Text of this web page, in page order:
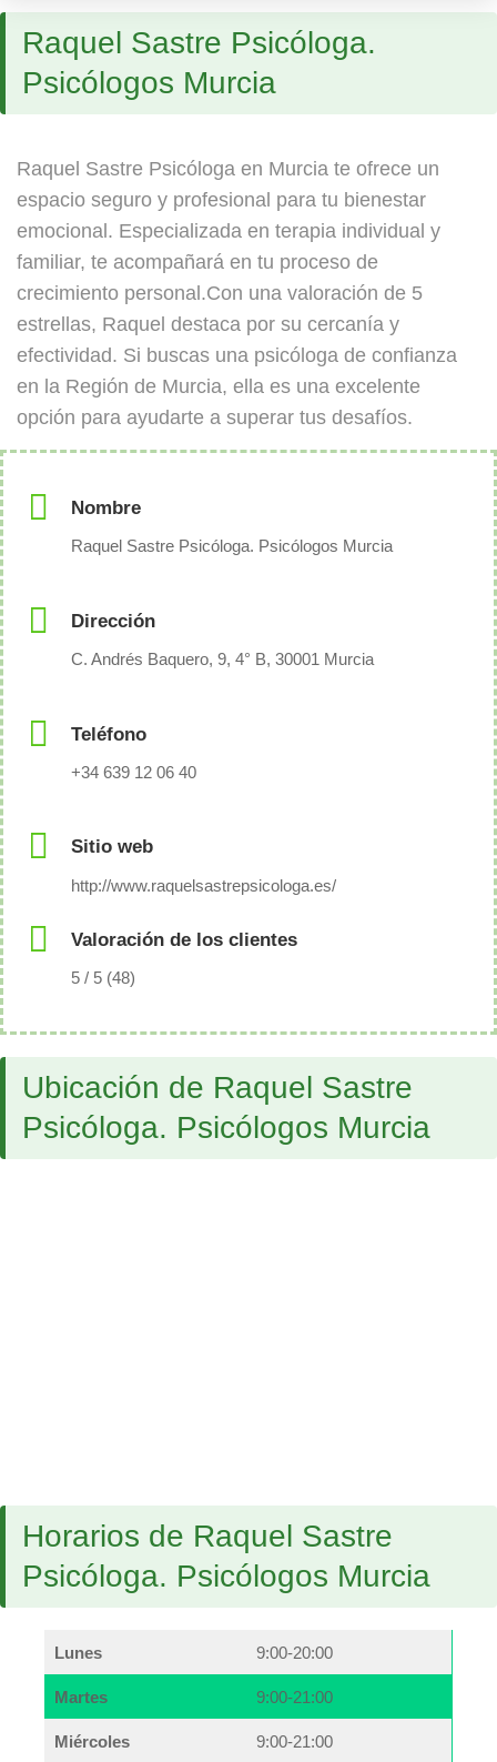
Raquel Sastre Psicóloga.
Psicólogos Murcia
Raquel Sastre Psicóloga en Murcia te ofrece un
espacio seguro y profesional para tu bienestar
emocional. Especializada en terapia individual y
familiar, te acompañará en tu proceso de
crecimiento personal.Con una valoración de 5
estrellas, Raquel destaca por su cercanía y
efectividad. Si buscas una psicóloga de confianza
en la Región de Murcia, ella es una excelente
opción para ayudarte a superar tus desafíos.
Nombre
Raquel Sastre Psicóloga. Psicólogos Murcia
Dirección
C. Andrés Baquero, 9, 4° B, 30001 Murcia
Teléfono
+34 639 12 06 40
Sitio web
http://www.raquelsastrepsicologa.es/
Valoración de los clientes
5 / 5 (48)
Ubicación de Raquel Sastre
Psicóloga. Psicólogos Murcia
Horarios de Raquel Sastre
Psicóloga. Psicólogos Murcia
Lunes 9:00-20:00
Martes 9:00-21:00
Miércoles 9:00-21:00